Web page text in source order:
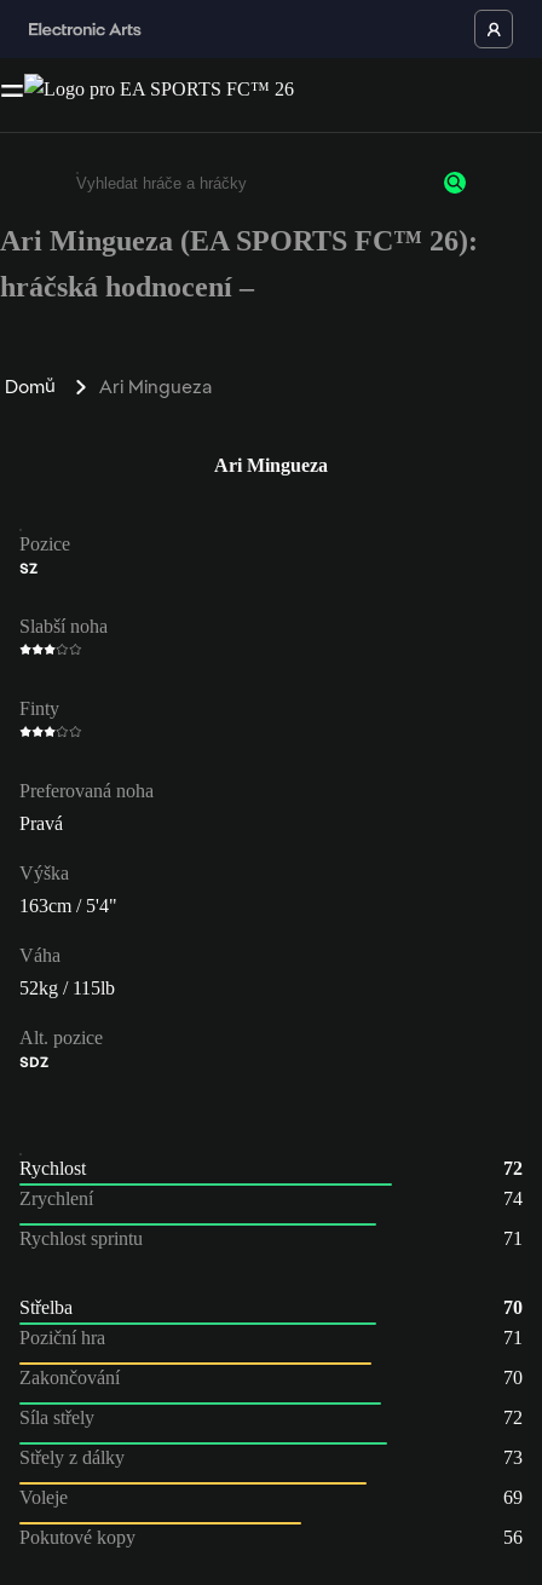
Enter a minimum of 3 characters or numbers
Ari Mingueza (EA SPORTS FC™ 26):
hráčská hodnocení –
Domů Ari Mingueza
Ari Mingueza
Pozice
SZ
Slabší noha
Finty
Preferovaná noha
Pravá
Výška
163cm / 5'4"
Váha
52kg / 115lb
Alt. pozice
SDZ
Rychlost
72
Zrychlení
74
Rychlost sprintu
71
Střelba
70
Poziční hra
71
Zakončování
70
Síla střely
72
Střely z dálky
73
Voleje
69
Pokutové kopy
56